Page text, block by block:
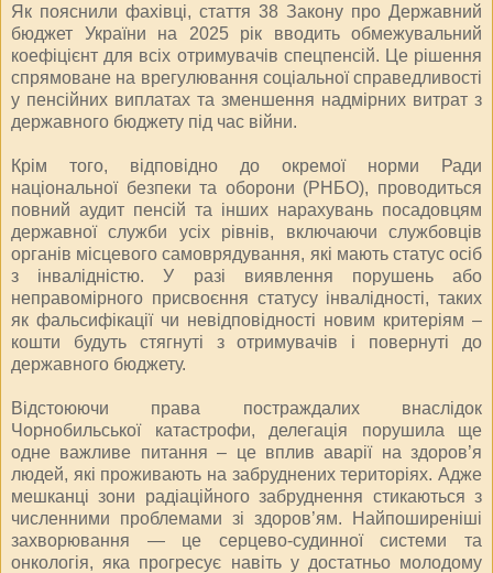
Як пояснили фахівці, стаття 38 Закону про Державний
бюджет України на 2025 рік вводить обмежувальний
коефіцієнт для всіх отримувачів спецпенсій. Це рішення
спрямоване на врегулювання соціальної справедливості
у пенсійних виплатах та зменшення надмірних витрат з
державного бюджету під час війни.
Крім того, відповідно до окремої норми Ради
національної безпеки та оборони (РНБО), проводиться
повний аудит пенсій та інших нарахувань посадовцям
державної служби усіх рівнів, включаючи службовців
органів місцевого самоврядування, які мають статус осіб
з інвалідністю. У разі виявлення порушень або
неправомірного присвоєння статусу інвалідності, таких
як фальсифікації чи невідповідності новим критеріям –
кошти будуть стягнуті з отримувачів і повернуті до
державного бюджету.
Відстоюючи права постраждалих внаслідок
Чорнобильської катастрофи, делегація порушила ще
одне важливе питання – це вплив аварії на здоров’я
людей, які проживають на забруднених територіях. Адже
мешканці зони радіаційного забруднення стикаються з
численними проблемами зі здоров’ям. Найпоширеніші
захворювання — це серцево-судинної системи та
онкологія, яка прогресує навіть у достатньо молодому